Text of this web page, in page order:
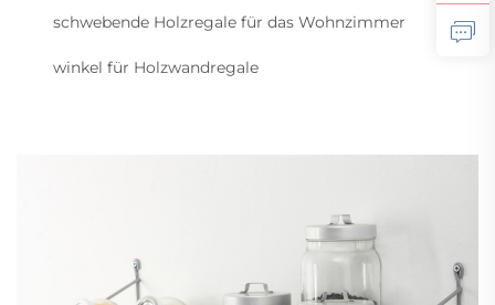
schwebende Holzregale für das Wohnzimmer
winkel für Holzwandregale